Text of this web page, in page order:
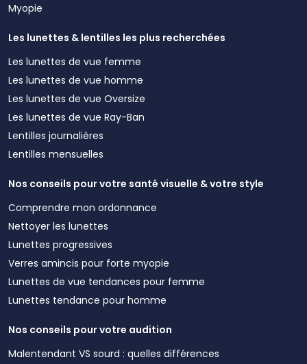
Myopie
Les lunettes & lentilles les plus recherchées
Les lunettes de vue femme
Les lunettes de vue homme
Les lunettes de vue Oversize
Les lunettes de vue Ray-Ban
Lentilles journalières
Lentilles mensuelles
Nos conseils pour votre santé visuelle & votre style
Comprendre mon ordonnance
Nettoyer les lunettes
Lunettes progressives
Verres amincis pour forte myopie
Lunettes de vue tendances pour femme
Lunettes tendance pour homme
Nos conseils pour votre audition
Malentendant VS sourd : quelles différences